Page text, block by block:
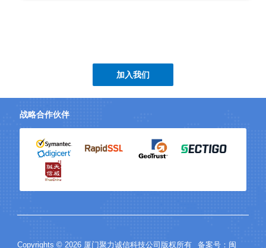
加入我们
战略合作伙伴
Copyrights © 2026 厦门聚力诚信科技公司版权所有 备案号： 闽